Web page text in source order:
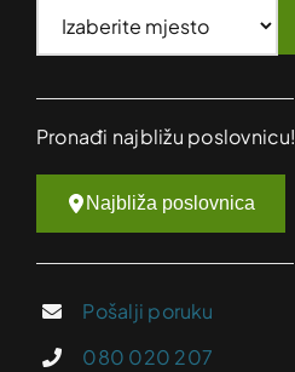
Pronađi najbližu poslovnicu!
Najbliža poslovnica
Pošalji poruku
080 020 207